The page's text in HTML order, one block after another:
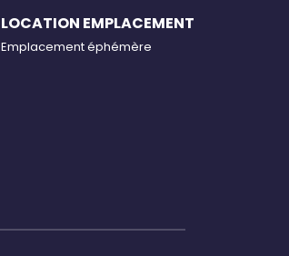
LOCATION EMPLACEMENT
Emplacement éphémère